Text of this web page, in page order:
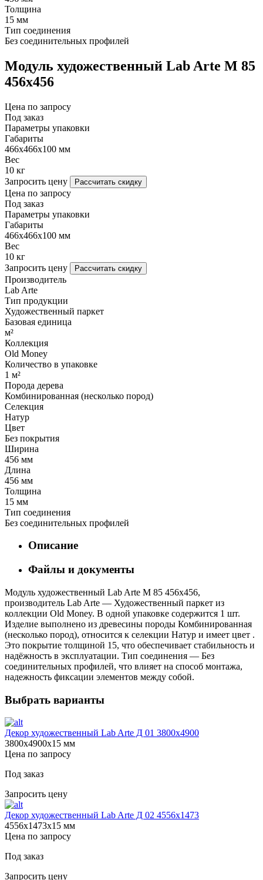
Толщина
15 мм
Тип соединения
Без соединительных профилей
Модуль художественный Lab Arte М 85
456х456
Цена по запросу
Под заказ
Параметры упаковки
Габариты
466х466х100 мм
Вес
10 кг
Запросить цену
Рассчитать скидку
Цена по запросу
Под заказ
Параметры упаковки
Габариты
466х466х100 мм
Вес
10 кг
Запросить цену
Рассчитать скидку
Производитель
Lab Arte
Тип продукции
Художественный паркет
Базовая единица
м²
Коллекция
Old Money
Количество в упаковке
1 м²
Порода дерева
Комбинированная (несколько пород)
Селекция
Натур
Цвет
Без покрытия
Ширина
456 мм
Длина
456 мм
Толщина
15 мм
Тип соединения
Без соединительных профилей
Описание
Файлы и документы
Модуль художественный Lab Arte М 85 456х456,
производитель Lab Arte — Художественный паркет из
коллекции Old Money. В одной упаковке содержится 1 шт.
Изделие выполнено из древесины породы Комбинированная
(несколько пород), относится к селекции Натур и имеет цвет .
Это покрытие толщиной 15, что обеспечивает стабильность и
надёжность в эксплуатации. Тип соединения — Без
соединительных профилей, что влияет на способ монтажа,
надежность фиксации элементов между собой.
Выбрать варианты
Декор художественный Lab Arte Д 01 3800х4900
3800х4900х15 мм
Цена по запросу
Под заказ
Запросить цену
Декор художественный Lab Arte Д 02 4556x1473
4556х1473х15 мм
Цена по запросу
Под заказ
Запросить цену